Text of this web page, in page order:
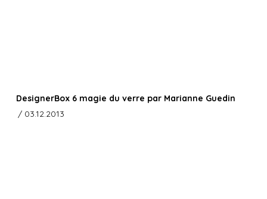
DesignerBox 6 magie du verre par Marianne Guedin
/ 03.12.2013